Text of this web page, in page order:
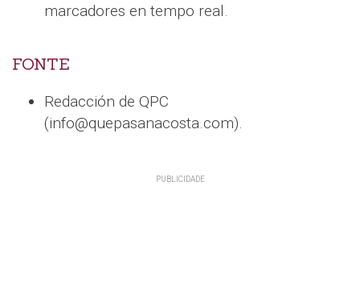
marcadores en tempo real.
FONTE
Redacción de QPC
(info@quepasanacosta.com).